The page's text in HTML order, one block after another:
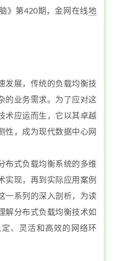
》第420期，金网在线地
发展，传统的负载均衡技
的业务需求。为了应对这
术应运而生，它以其卓越
性，成为现代数据中心网
布式负载均衡系统的多维
实现，再到实际应用案例
一系列的深入剖析，为读
解分布式负载均衡技术如
、灵活和高效的网络环